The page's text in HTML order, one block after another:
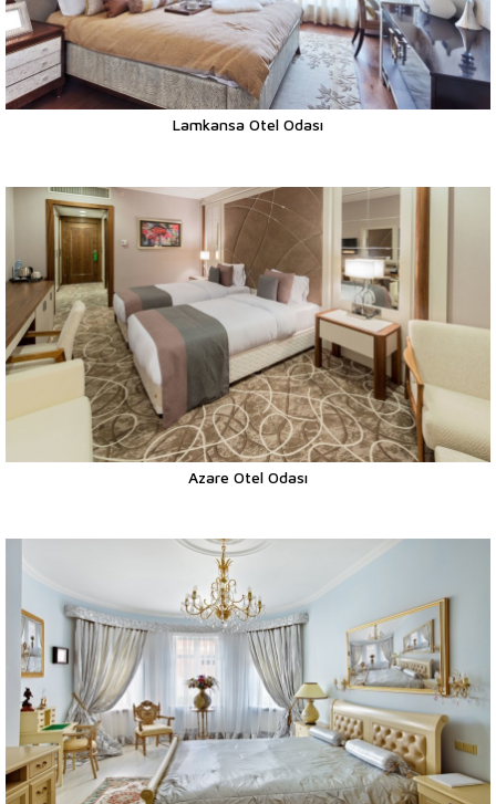
Lamkansa Otel Odası
Azare Otel Odası